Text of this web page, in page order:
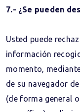
7.- ¿Se pueden
Usted puede
información
momento,
de su navegador
(de forma general